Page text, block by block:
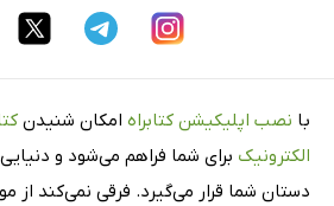
با نصب اپلیکیشن کتابراه امکان شنیدن
الکترونیک برای شما فراهم می‌شود و دنیایی
دستان شما قرار می‌گیرد. فرقی نمی‌کند از